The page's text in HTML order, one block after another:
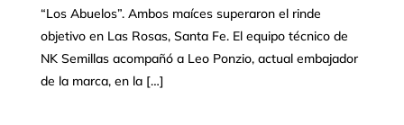
“Los Abuelos”. Ambos maíces superaron el rinde
objetivo en Las Rosas, Santa Fe. El equipo técnico de
NK Semillas acompañó a Leo Ponzio, actual embajador
de la marca, en la […]